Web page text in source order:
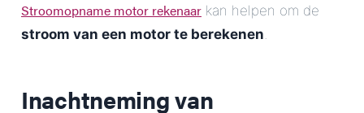
Stroomopname motor rekenaar kan helpen om de
stroom van een motor te berekenen.
Inachtneming van